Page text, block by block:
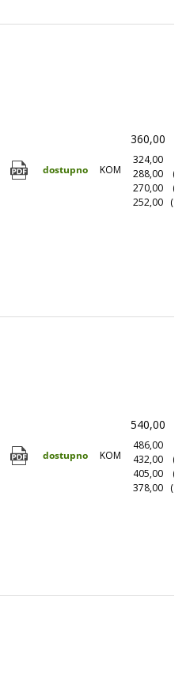
dostupno KOM
360,00
324,00
288,00
270,00
252,00
dostupno KOM
540,00
486,00
432,00
405,00
378,00